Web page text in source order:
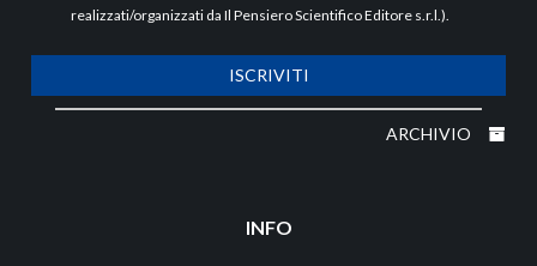
realizzati/organizzati da Il Pensiero Scientifico Editore s.r.l.).
ISCRIVITI
ARCHIVIO
INFO